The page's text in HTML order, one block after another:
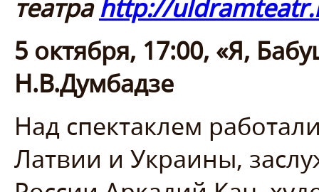
театраhttp://
5 октября, 17:00, «Я,
Н.В.Думбадзе
Над спектаклем
Латвии и Украины,